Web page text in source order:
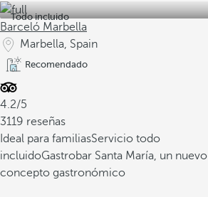
Todo incluido
Barceló Marbella
Marbella, Spain
Recomendado
4.2/5
3119 reseñas
Ideal para familiasServicio todo
incluidoGastrobar Santa María, un nuevo
concepto gastronómico